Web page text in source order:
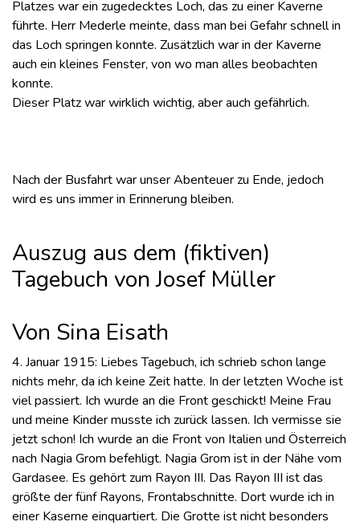
Platzes war ein zugedecktes Loch, das zu einer Kaverne
führte. Herr Mederle meinte, dass man bei Gefahr schnell in
das Loch springen konnte. Zusätzlich war in der Kaverne
auch ein kleines Fenster, von wo man alles beobachten
konnte.
Dieser Platz war wirklich wichtig, aber auch gefährlich.
Nach der Busfahrt war unser Abenteuer zu Ende, jedoch
wird es uns immer in Erinnerung bleiben.
Auszug aus dem (fiktiven)
Tagebuch von Josef Müller
Von Sina Eisath
4. Januar 1915: Liebes Tagebuch, ich schrieb schon lange
nichts mehr, da ich keine Zeit hatte. In der letzten Woche ist
viel passiert. Ich wurde an die Front geschickt! Meine Frau
und meine Kinder musste ich zurück lassen. Ich vermisse sie
jetzt schon! Ich wurde an die Front von Italien und Österreich
nach Nagia Grom befehligt. Nagia Grom ist in der Nähe vom
Gardasee. Es gehört zum Rayon III. Das Rayon III ist das
größte der fünf Rayons, Frontabschnitte. Dort wurde ich in
einer Kaserne einquartiert. Die Grotte ist nicht besonders